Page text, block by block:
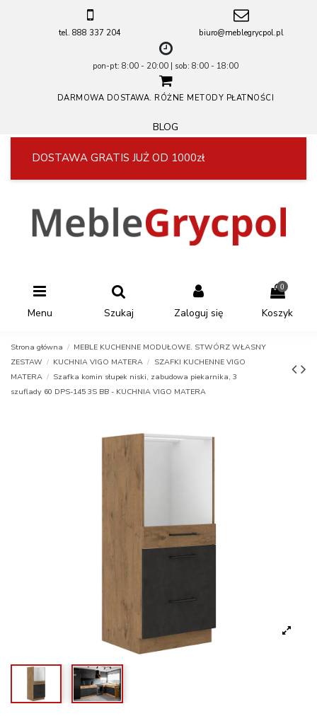
tel. 888 337 204 biuro@meblegrycpol.pl
pon-pt: 8:00 - 20:00 | sob: 8:00 - 18:00
DARMOWA DOSTAWA. RÓŻNE METODY PŁATNOŚCI
BLOG
DOSTAWA GRATIS JUŻ OD 1000zł
Menu Szukaj Zaloguj się
0
Koszyk
Strona główna
MEBLE KUCHENNE MODUŁOWE. STWÓRZ WŁASNY
ZESTAW
KUCHNIA VIGO MATERA
SZAFKI KUCHENNE VIGO
MATERA
Szafka komin słupek niski, zabudowa piekarnika, 3
szuflady 60 DPS-145 3S BB - KUCHNIA VIGO MATERA